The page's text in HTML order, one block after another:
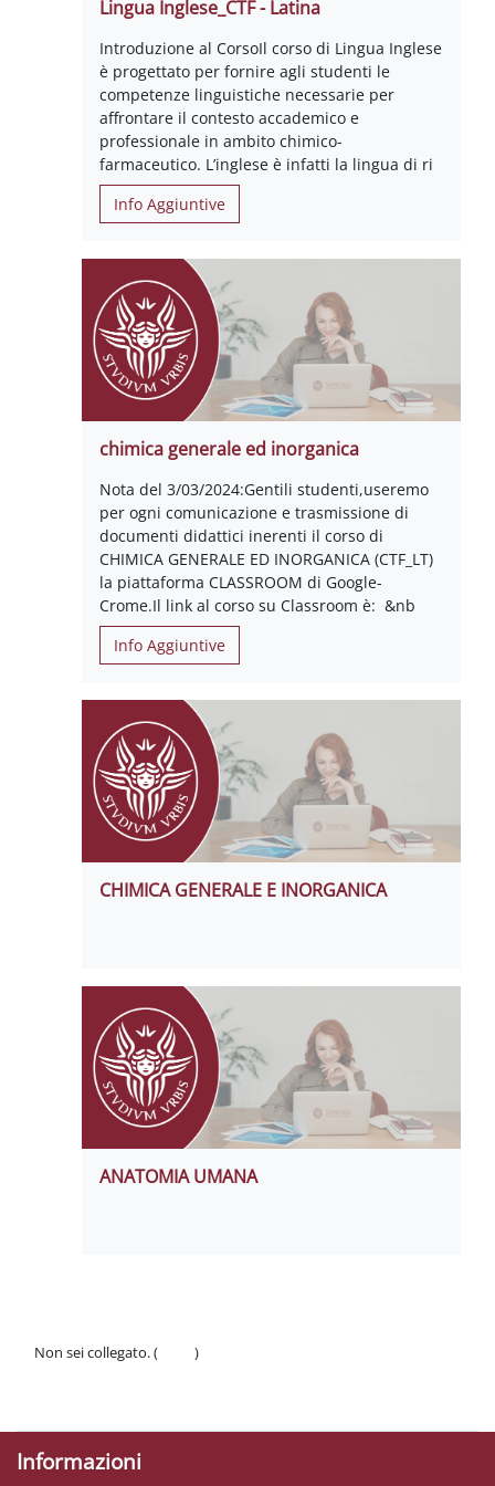
Lingua Inglese_CTF - Latina
Introduzione al CorsoIl corso di Lingua Inglese
è progettato per fornire agli studenti le
competenze linguistiche necessarie per
affrontare il contesto accademico e
professionale in ambito chimico-
farmaceutico. L’inglese è infatti la lingua di ri
Info Aggiuntive
chimica generale ed inorganica
Nota del 3/03/2024:Gentili studenti,useremo
per ogni comunicazione e trasmissione di
documenti didattici inerenti il corso di
CHIMICA GENERALE ED INORGANICA (CTF_LT)
la piattaforma CLASSROOM di Google-
Crome.Il link al corso su Classroom è: &nb
Info Aggiuntive
CHIMICA GENERALE E INORGANICA
ANATOMIA UMANA
Non sei collegato. (
)
Informazioni